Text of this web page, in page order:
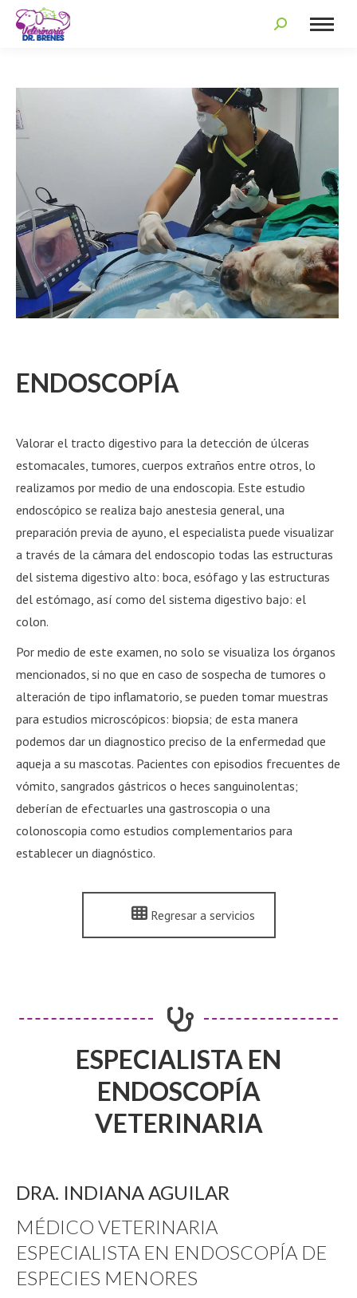
Search:
ENDOSCOPÍA
Valorar el tracto digestivo para la detección de úlceras
estomacales, tumores, cuerpos extraños entre otros, lo
realizamos por medio de una endoscopia. Este estudio
endoscópico se realiza bajo anestesia general, una
preparación previa de ayuno, el especialista puede visualizar
a través de la cámara del endoscopio todas las estructuras
del sistema digestivo alto: boca, esófago y las estructuras
del estómago, así como del sistema digestivo bajo: el
colon.
Por medio de este examen, no solo se visualiza los órganos
mencionados, si no que en caso de sospecha de tumores o
alteración de tipo inflamatorio, se pueden tomar muestras
para estudios microscópicos: biopsia; de esta manera
podemos dar un diagnostico preciso de la enfermedad que
aqueja a su mascotas. Pacientes con episodios frecuentes de
vómito, sangrados gástricos o heces sanguinolentas;
deberían de efectuarles una gastroscopia o una
colonoscopia como estudios complementarios para
establecer un diagnóstico.
Regresar a servicios
ESPECIALISTA EN
ENDOSCOPÍA
VETERINARIA
DRA. INDIANA AGUILAR
MÉDICO VETERINARIA
ESPECIALISTA EN ENDOSCOPÍA DE
ESPECIES MENORES